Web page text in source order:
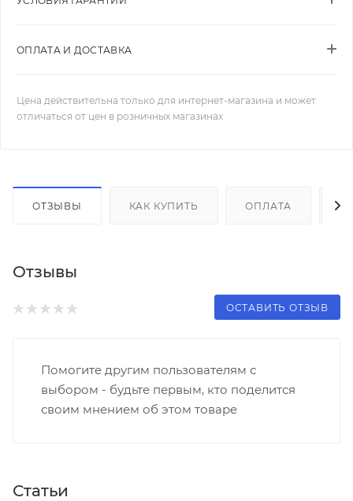
ОПЛАТА И ДОСТАВКА
Цена действительна только для интернет-магазина и может
отличаться от цен в розничных магазинах
ОТЗЫВЫ КАК КУПИТЬ ОПЛАТА
Отзывы
ОСТАВИТЬ ОТЗЫВ
Помогите другим пользователям с
выбором - будьте первым, кто поделится
своим мнением об этом товаре
Статьи